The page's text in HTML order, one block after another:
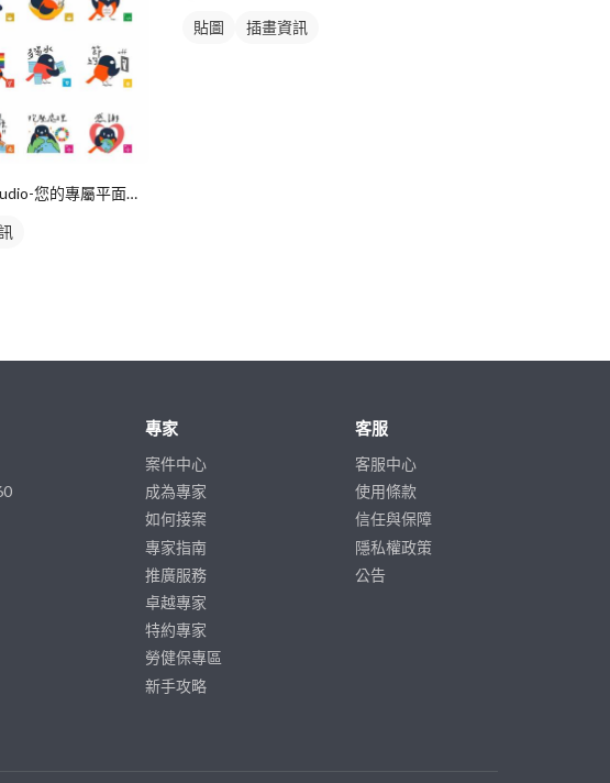
J Desigen studio-您的專屬平面設計師
貼圖 插畫資訊
專家
案件中心
成為專家
如何接案
專家指南
推廣服務
卓越專家
特約專家
勞健保專區
新手攻略
客服
客服中心
使用條款
信任與保障
隱私權政策
公告